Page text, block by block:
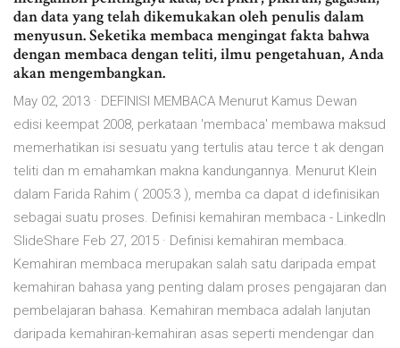
dan data yang telah dikemukakan oleh penulis dalam
menyusun. Seketika membaca mengingat fakta bahwa
dengan membaca dengan teliti, ilmu pengetahuan, Anda
akan mengembangkan.
May 02, 2013 · DEFINISI MEMBACA Menurut Kamus Dewan
edisi keempat 2008, perkataan 'membaca' membawa maksud
memerhatikan isi sesuatu yang tertulis atau terce t ak dengan
teliti dan m emahamkan makna kandungannya. Menurut Klein
dalam Farida Rahim ( 2005:3 ), memba ca dapat d idefinisikan
sebagai suatu proses. Definisi kemahiran membaca - LinkedIn
SlideShare Feb 27, 2015 · Definisi kemahiran membaca.
Kemahiran membaca merupakan salah satu daripada empat
kemahiran bahasa yang penting dalam proses pengajaran dan
pembelajaran bahasa. Kemahiran membaca adalah lanjutan
daripada kemahiran-kemahiran asas seperti mendengar dan